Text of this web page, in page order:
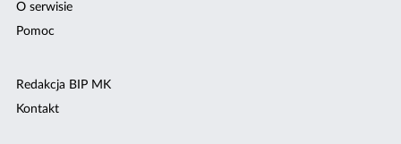
O serwisie
Pomoc
Redakcja BIP MK
Kontakt